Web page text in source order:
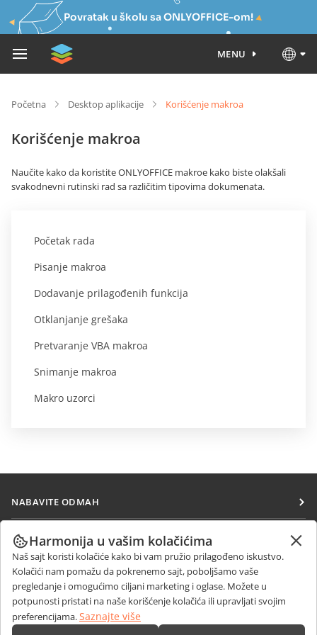
Povratak u školu sa ONLYOFFICE-om!
MENU
Početna Desktop aplikacije Korišćenje makroa
Korišćenje makroa
Naučite kako da koristite ONLYOFFICE makroe kako biste olakšali
svakodnevni rutinski rad sa različitim tipovima dokumenata.
Početak rada
Pisanje makroa
Dodavanje prilagođenih funkcija
Otklanjanje grešaka
Pretvaranje VBA makroa
Snimanje makroa
Makro uzorci
NABAVITE ODMAH
Docs
DocSpace
Workspace
Konektori
Desktop aplikacije
SARAĐUJTE
Za doprinosioce
Za prevodioce
Za influensere
Slobodna radna mesta
PRIMAJTE VESTI
Blog
DOBIJTE POMOĆ
Forum
Harmonija u vašim kolačićima
Naš sajt koristi kolačiće kako bi vam pružio prilagođeno iskustvo.
Kolačići nam pomažu da pokrenemo sajt, poboljšamo vaše
pregledanje i omogućimo ciljani marketing i oglase. Možete u
potpunosti pristati na naše korišćenje kolačića ili upravljati svojim
preferencijama.Saznajte više